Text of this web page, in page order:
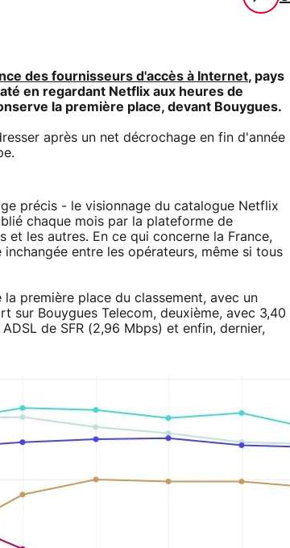
des fournisseurs d'accès à Internet, pays
en regardant Netflix aux heures de
la première place, devant Bouygues.
après un net décrochage en fin d'année
précis - le visionnage du catalogue Netflix
chaque mois par la plateforme de
et les autres. En ce qui concerne la France,
entre les opérateurs, même si tous
première place du classement, avec un
sur Bouygues Telecom, deuxième, avec 3,40
de SFR (2,96 Mbps) et enfin, dernier,